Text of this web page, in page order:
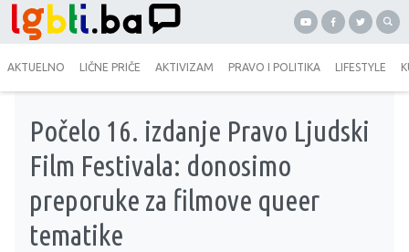
AKTUELNO LIČNE PRIČE AKTIVIZAM PRAVO I POLITIKA LIFESTYLE
Počelo 16. izdanje Pravo Ljudski
Film Festivala: donosimo
preporuke za filmove queer
tematike